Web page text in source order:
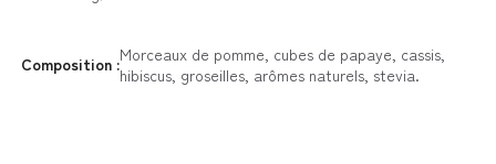
Composition :Morceaux de pomme, cubes de papaye, cassis,
hibiscus, groseilles, arômes naturels, stevia.